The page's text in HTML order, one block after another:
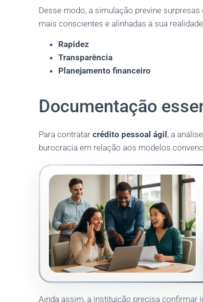
Desse modo, a simulação previne
mais conscientes e alinhadas à sua
Rapidez
Transparência
Planejamento financeiro
Documentação
Para contratar crédito pessoal ágil , a
burocracia em relação aos modelos
Ainda assim, a instituição precisa confirmar